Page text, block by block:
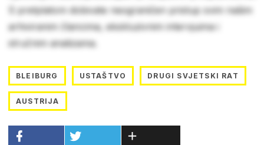
S pretplatom dobivate neograničen pristup svim našim
arhiviranim člancima, ekskluzivnim intervjuima i
stručnim analizama.
BLEIBURG USTAŠTVO DRUGI SVJETSKI RAT
AUSTRIJA